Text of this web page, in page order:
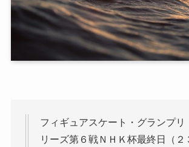
フィギュアスケート・グランプリ
リーズ第６戦ＮＨＫ杯最終日（２